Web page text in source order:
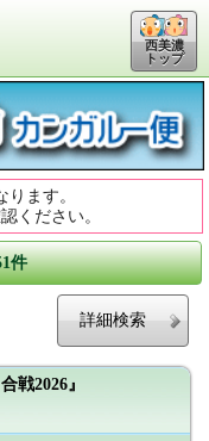
西美濃
トップ
ます。
ください。
51件
詳細検索
戦2026』